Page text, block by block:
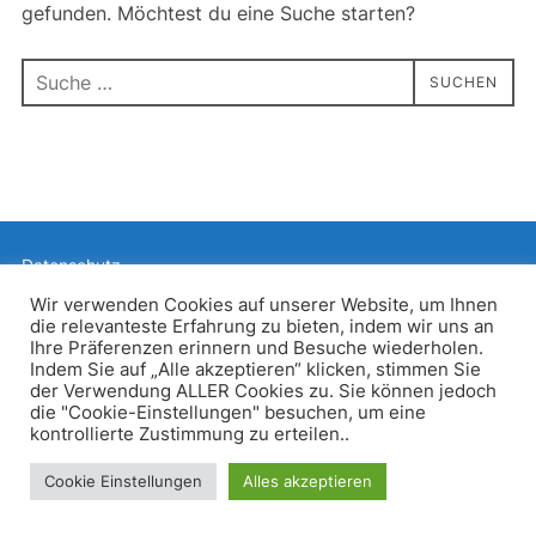
gefunden. Möchtest du eine Suche starten?
Suchen
nach:
SUCHEN
Datenschutz
Inspiro WordPress Theme von WPZOOM
Wir verwenden Cookies auf unserer Website, um Ihnen
die relevanteste Erfahrung zu bieten, indem wir uns an
Ihre Präferenzen erinnern und Besuche wiederholen.
Indem Sie auf „Alle akzeptieren“ klicken, stimmen Sie
der Verwendung ALLER Cookies zu. Sie können jedoch
die "Cookie-Einstellungen" besuchen, um eine
kontrollierte Zustimmung zu erteilen..
Cookie Einstellungen Alles akzeptieren